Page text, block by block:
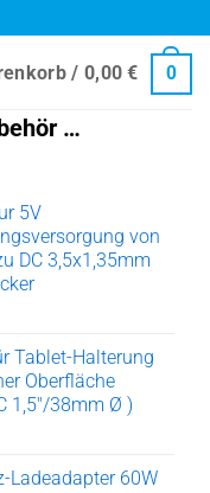
/ 0,00€ 0
…
5V
von
DC 3,5x1,35mm
Tablet-Halterung
Oberfläche
1,5"/38mm Ø )
Ladeadapter 60W